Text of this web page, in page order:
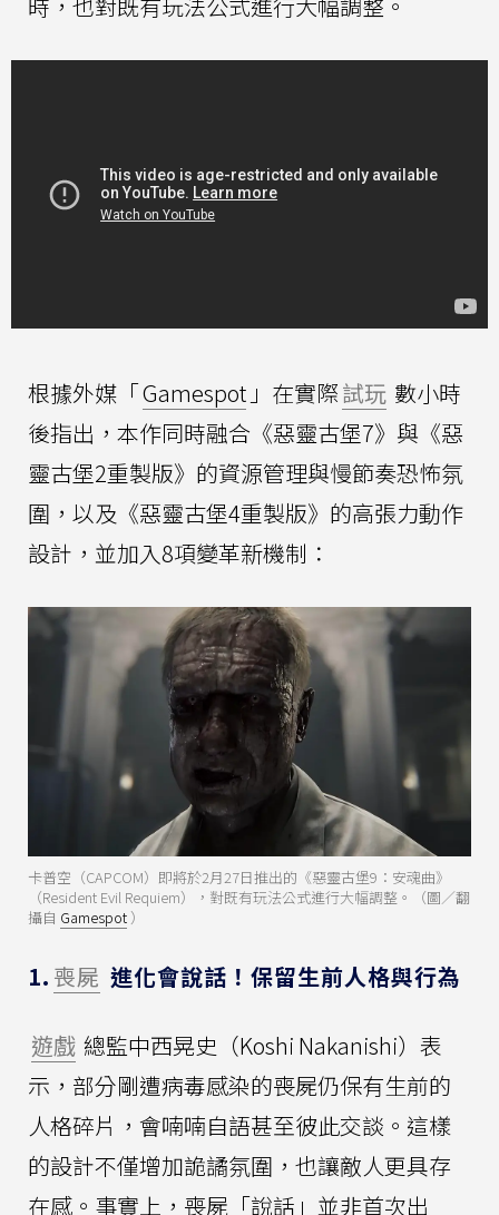
根據外媒「Gamespot 」在實際試玩 數小時
後指出，本作同時融合《惡靈古堡7》與《惡
靈古堡2重製版》的資源管理與慢節奏恐怖氛
圍，以及《惡靈古堡4重製版》的高張力動作
設計，並加入8項變革新機制：
卡普空（CAPCOM）即將於2月27日推出的《惡靈古堡9：安魂曲》
（Resident Evil Requiem），對既有玩法公式進行大幅調整。（圖／翻
攝自 Gamespot ）
1. 喪屍 進化會說話！保留生前人格與行為
遊戲 總監中西晃史（Koshi Nakanishi）表
示，部分剛遭病毒感染的喪屍仍保有生前的
人格碎片，會喃喃自語甚至彼此交談。這樣
的設計不僅增加詭譎氛圍，也讓敵人更具存
在感。事實上，喪屍「說話」並非首次出